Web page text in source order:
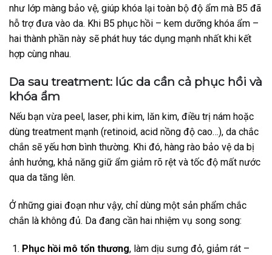
như lớp màng bảo vệ, giúp khóa lại toàn bộ độ ẩm mà B5 đã
hỗ trợ đưa vào da. Khi B5 phục hồi – kem dưỡng khóa ẩm –
hai thành phần này sẽ phát huy tác dụng mạnh nhất khi kết
hợp cùng nhau.
Da sau treatment: lúc da cần cả phục hồi và
khóa ẩm
Nếu bạn vừa peel, laser, phi kim, lăn kim, điều trị nám hoặc
dùng treatment mạnh (retinoid, acid nồng độ cao…), da chắc
chắn sẽ yếu hơn bình thường. Khi đó, hàng rào bảo vệ da bị
ảnh hưởng, khả năng giữ ẩm giảm rõ rệt và tốc độ mất nước
qua da tăng lên.
Ở những giai đoạn như vậy, chỉ dùng một sản phẩm chắc
chắn là không đủ. Da đang cần hai nhiệm vụ song song:
Phục hồi mô tổn thương, làm dịu sưng đỏ, giảm rát –